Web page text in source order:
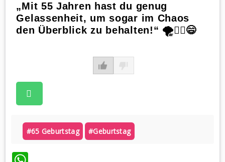
„Mit 55 Jahren hast du genug
Gelassenheit, um sogar im Chaos
den Überblick zu behalten!“ 🌪🧘‍♀️😄
#65 Geburtstag #geburtstag